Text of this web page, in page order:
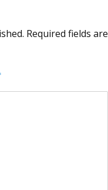
Required fields are